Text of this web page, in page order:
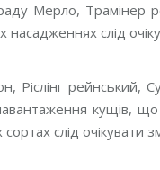
Мерло, Трамінер
насадженнях слід
Ріслінг
кущів,
слід